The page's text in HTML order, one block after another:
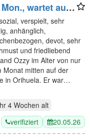
wartet auf
verspielt, sehr
anhänglich,
devot, sehr
und friedliebend
Ozzy im Alter von nur
Monat mitten auf der
in Orihuela. Er war…
4 Wochen alt
verifiziert 20.05.26